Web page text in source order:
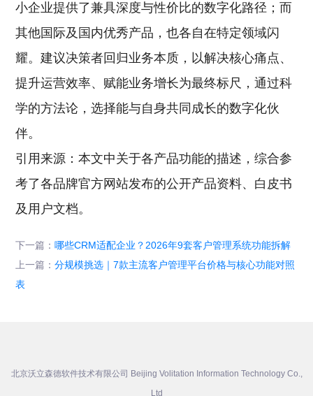
小企业提供了兼具深度与性价比的数字化路径；而
其他国际及国内优秀产品，也各自在特定领域闪
耀。建议决策者回归业务本质，以解决核心痛点、
提升运营效率、赋能业务增长为最终标尺，通过科
学的方法论，选择能与自身共同成长的数字化伙
伴。
引用来源：本文中关于各产品功能的描述，综合参
考了各品牌官方网站发布的公开产品资料、白皮书
及用户文档。
下一篇：哪些CRM适配企业？2026年9套客户管理系统功能拆解
上一篇：分规模挑选｜7款主流客户管理平台价格与核心功能对照
表
北京沃立森德软件技术有限公司 Beijing Volitation Information Technology Co.,
Ltd